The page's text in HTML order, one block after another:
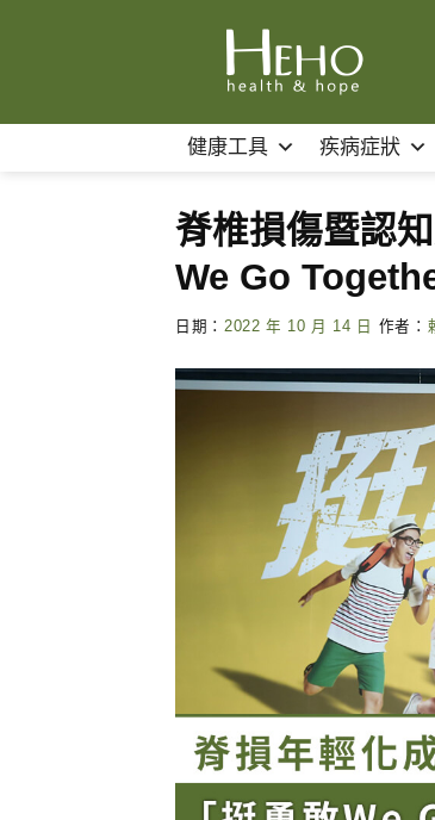
健康工具 疾病症狀
脊椎損傷暨認
We Go
日期： 2022 年 10 月 14 日 作者：